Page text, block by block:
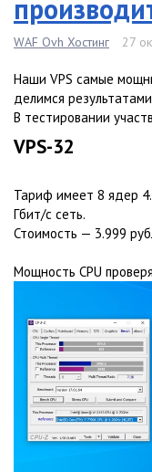
WAF Ovh Хостинг 27
Наши VPS самые
делимся
В тестировании
VPS-32
Тариф имеет 8 ядер
Гбит/с сеть.
Стоимость — 3.999
Мощность CPU